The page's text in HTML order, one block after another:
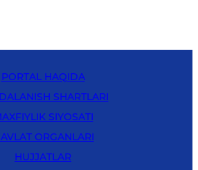
PORTAL HAQIDA
SHARTLARI
SIYOSATI
ORGANLARI
HUJJATLAR